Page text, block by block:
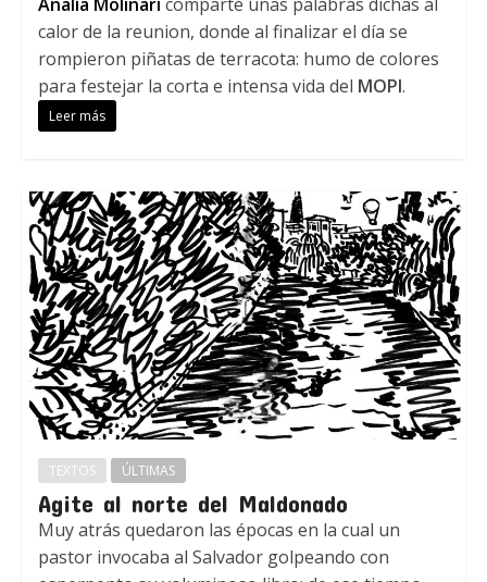
calor de la reunion, donde al finalizar el día se
rompieron piñatas de terracota: humo de colores
para festejar la corta e intensa vida del MOPI.
Leer más
TEXTOS ÚLTIMAS
Agite al norte del Maldonado
Muy atrás quedaron las épocas en la cual un
pastor invocaba al Salvador golpeando con